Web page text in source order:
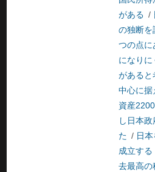
がある /
の独断を
つの点に
になりに
があると
中心に据
資産
し日本
た / 日
成立する
去最高の